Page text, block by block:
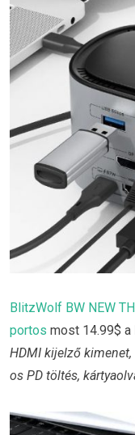
BlitzWolf BW NEW
portos most 14.99$ a
HDMI kijelző kimenet,
os PD töltés,